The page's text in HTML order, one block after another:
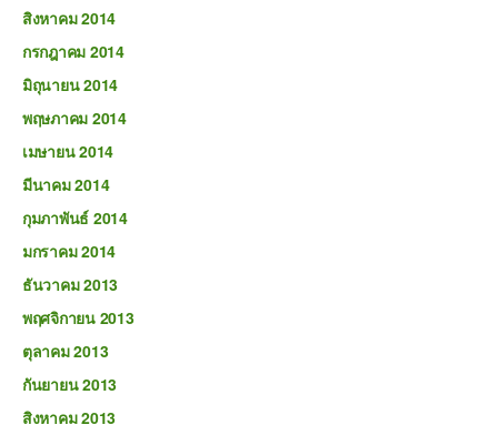
สิงหาคม 2014
กรกฎาคม 2014
มิถุนายน 2014
พฤษภาคม 2014
เมษายน 2014
มีนาคม 2014
กุมภาพันธ์ 2014
มกราคม 2014
ธันวาคม 2013
พฤศจิกายน 2013
ตุลาคม 2013
กันยายน 2013
สิงหาคม 2013